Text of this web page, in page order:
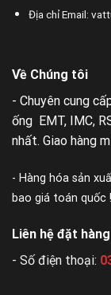
Địa chỉ Email:
Về Chúng tôi
- Chuyên cung
ống EMT, IMC,
nhất. Giao hàng
- Hàng hóa sản
bao giá toán quốc
Liên hệ đặt
- Số điện thoại: